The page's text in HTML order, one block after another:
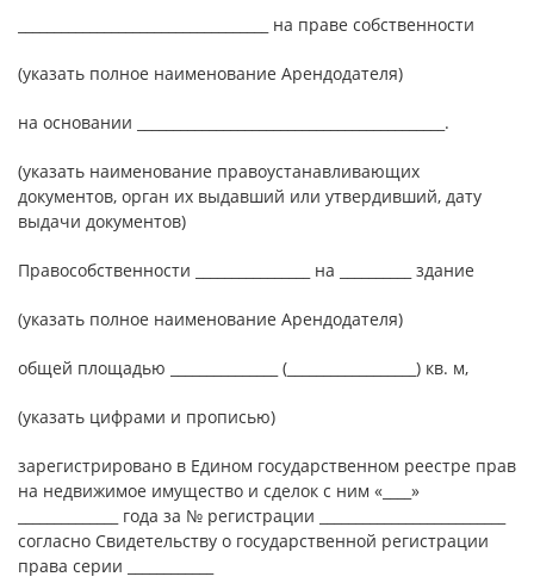
___________________________________ на праве собственности
(указать полное наименование Арендодателя)
на основании ___________________________________________.
(указать наименование правоустанавливающих
документов, орган их выдавший или утвердивший, дату
выдачи документов)
Правособственности ________________ на __________ здание
(указать полное наименование Арендодателя)
общей площадью _______________ (__________________) кв. м,
(указать цифрами и прописью)
зарегистрировано в Едином государственном реестре прав
на недвижимое имущество и сделок с ним «____»
______________ года за № регистрации __________________________
согласно Свидетельству о государственной регистрации
права серии ____________